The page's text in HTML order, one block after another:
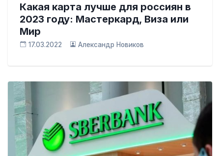
Какая карта лучше для россиян в
2023 году: Мастеркард, Виза или
Мир
17.03.2022 Александр Новиков